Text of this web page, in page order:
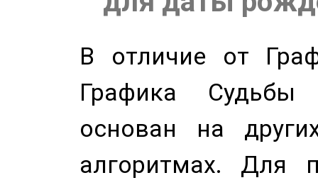
В отличие от
Графика
основан на
алгоритмах. Для